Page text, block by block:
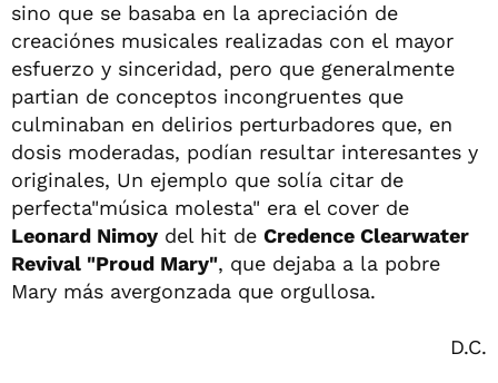
sino que se basaba en la apreciación de
creaciónes musicales realizadas con el mayor
esfuerzo y sinceridad, pero que generalmente
partian de conceptos incongruentes que
culminaban en delirios perturbadores que, en
dosis moderadas, podían resultar interesantes y
originales, Un ejemplo que solía citar de
perfecta"música molesta" era el cover de
Leonard Nimoy del hit de Credence Clearwater
Revival "Proud Mary", que dejaba a la pobre
Mary más avergonzada que orgullosa.
D.C.